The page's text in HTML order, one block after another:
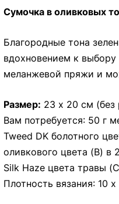
Сумочка в оливковых
Благородные тона
вдохновением к
меланжевой пряжи и
Размер: 23 х 20 см (без
Вам потребуется: 50 г
Tweed DK болотного
оливкового цвета (В) в
Silk Haze цвета травы
Плотность вязания: 10